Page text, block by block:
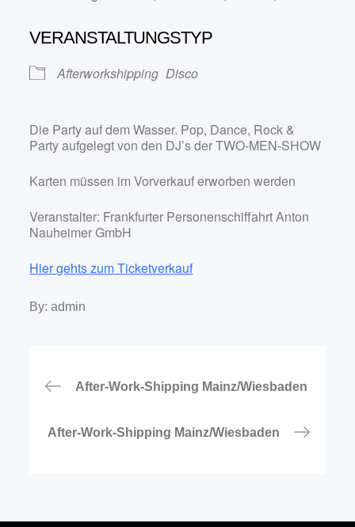
VERANSTALTUNGSTYP
Afterworkshipping Disco
Die Party auf dem Wasser. Pop, Dance, Rock &
Party aufgelegt von den DJ’s der TWO-MEN-SHOW
Karten müssen im Vorverkauf erworben werden
Veranstalter: Frankfurter Personenschiffahrt Anton
Nauheimer GmbH
Hier gehts zum Ticketverkauf
By:admin
Beitragsnavigation
After-Work-Shipping Mainz/Wiesbaden
After-Work-Shipping Mainz/Wiesbaden